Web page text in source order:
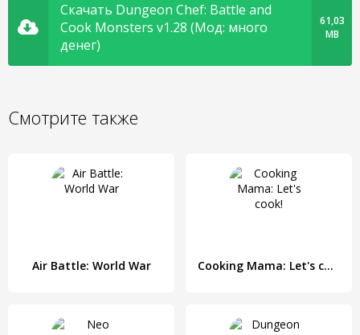
Скачать Dungeon Chef: Battle and
Cook Monsters v1.28 (Мод: много
денег)
61,03
MB
Смотрите также
Air Battle: World War Cooking Mama: Let's cook!